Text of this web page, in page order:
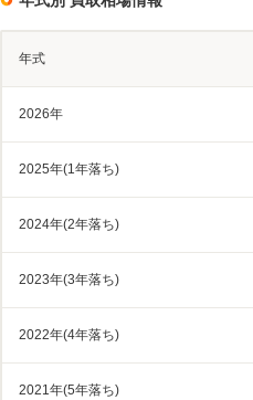
年式
2026年
2025年(1年落ち)
2024年(2年落ち)
2023年(3年落ち)
2022年(4年落ち)
2021年(5年落ち)